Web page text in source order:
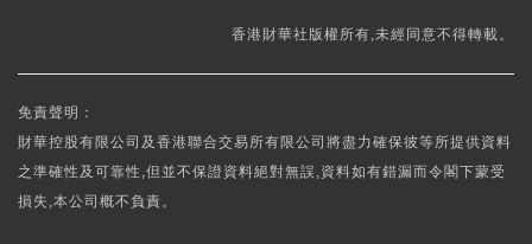
香港財華社版權所有,未經同意不得轉載。
免責聲明：
財華控股有限公司及香港聯合交易所有限公司將盡力確保彼等所提供資料
之準確性及可靠性,但並不保證資料絕對無誤,資料如有錯漏而令閣下蒙受
損失,本公司概不負責。